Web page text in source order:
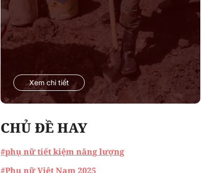
Xem chi tiết
CHỦ ĐỀ HAY
#phụ nữ tiết kiệm năng lượng
#Phụ nữ Việt Nam 2025